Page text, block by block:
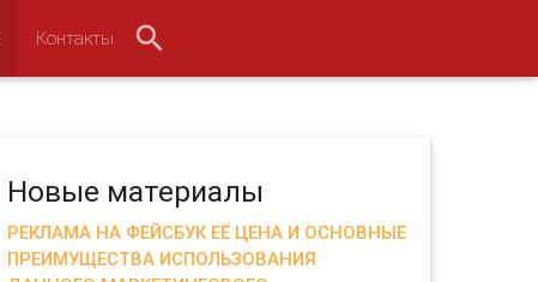
Контакты
Новые материалы
РЕКЛАМА НА ФЕЙСБУК ЕЁ ЦЕНА И ОСНОВНЫЕ
ПРЕИМУЩЕСТВА ИСПОЛЬЗОВАНИЯ